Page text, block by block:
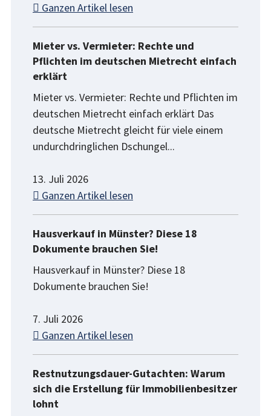
Ganzen Artikel lesen
Mieter vs. Vermieter: Rechte und
Pflichten im deutschen Mietrecht einfach
erklärt
Mieter vs. Vermieter: Rechte und Pflichten im
deutschen Mietrecht einfach erklärt Das
deutsche Mietrecht gleicht für viele einem
undurchdringlichen Dschungel...
13. Juli 2026
Ganzen Artikel lesen
Hausverkauf in Münster? Diese 18
Dokumente brauchen Sie!
Hausverkauf in Münster? Diese 18
Dokumente brauchen Sie!
7. Juli 2026
Ganzen Artikel lesen
Restnutzungsdauer-Gutachten: Warum
sich die Erstellung für Immobilienbesitzer
lohnt